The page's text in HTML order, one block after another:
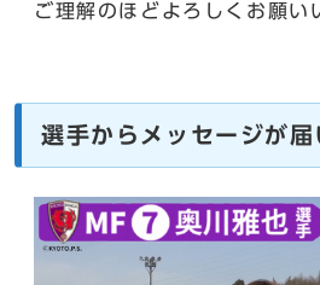
ご理解のほどよろしくお願い
選手からメッセージが届